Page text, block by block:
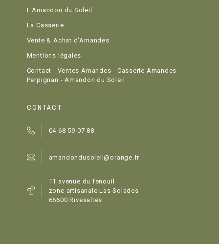
L'Amandon du Soleil
La Casserie
Vente & Achat d'Amandes
Mentions légales
Contact - Ventes Amandes - Casserie Amandes
Perpignan - Amandon du Soleil
CONTACT
04 68 59 07 88
amandondusoleil@orange.fr
11 avenue du fenouil
zone artisanale Las Solades
66600 Rivesaltes